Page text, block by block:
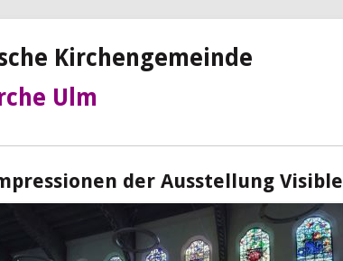
Kirchengemeinde
Ulm
der Ausstellung Visible